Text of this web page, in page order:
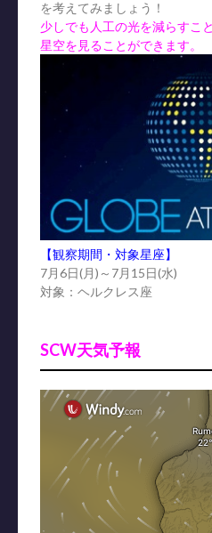
を考えてみましょう！
少しでも人工の光を減らすこ
星空を見ることができます。
【観察期間・対象星座】
7月6日(月)～7月15日(水)
対象：ヘルクレス座
SCW天気予報